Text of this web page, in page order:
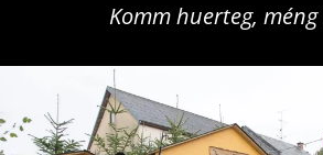
Komm huerteg,